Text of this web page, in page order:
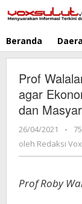
ke
Beranda
Prof
agar
dan
26/04/2021
oleh
-
oleh Redaksi
Prof Roby